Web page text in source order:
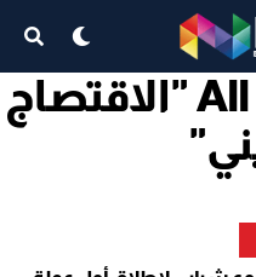
All Posts Tagged "الاقتصاج